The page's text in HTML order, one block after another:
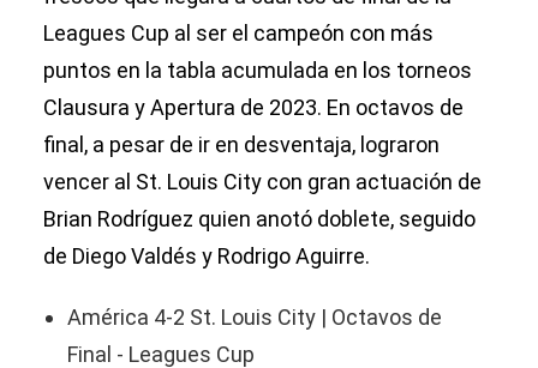
Leagues Cup al ser el campeón con más
puntos en la tabla acumulada en los torneos
Clausura y Apertura de 2023. En octavos de
final, a pesar de ir en desventaja, lograron
vencer al St. Louis City con gran actuación de
Brian Rodríguez quien anotó doblete, seguido
de Diego Valdés y Rodrigo Aguirre.
América 4-2 St. Louis City | Octavos de
Final - Leagues Cup